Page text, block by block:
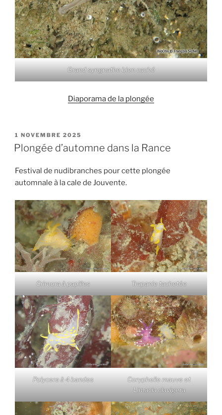
Grand syngnathe bien caché
Diaporama de la plongée
PUBLIÉ
LE
1 NOVEMBRE 2025
Plongée d’automne dans la Rance
Festival de nudibranches pour cette plongée
automnale à la cale de Jouvente.
Crimora à papilles Trapanie tachetée
Polycera à 4 bandes
Coryphelle mauve et
Limacia clavigera